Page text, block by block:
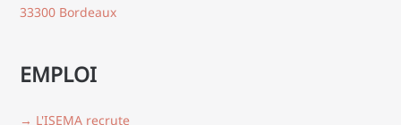
33300 Bordeaux
EMPLOI
→ L'ISEMA recrute